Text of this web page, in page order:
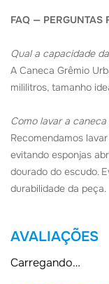
FAQ — PERGUNTAS
Qual a capacidade
A Caneca Grêmio
mililitros, tamanho
Como lavar a
Recomendamos
evitando esponjas
dourado do escudo.
durabilidade da peça.
AVALIAÇÕES
Carregando…